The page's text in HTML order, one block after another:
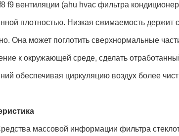
f9 вентиляции (ahu hvac фильтра
плотностью. Низкая сжимаемость
Она может поглотить сверхнормальные
к окружающей среде, сделать
обеспечивая циркуляцию воздух более
массовой информации фильтра